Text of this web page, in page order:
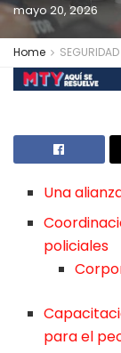
mayo 20, 2026
Home SEGURIDAD
Una
policiales
para el